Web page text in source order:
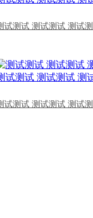
试测试 测试测试 测试
试测试 测试测试 测试